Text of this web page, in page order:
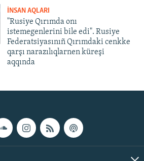
İNSAN AQLARI
"Rusiye Qırımda onı
istemegenlerini bile edi". Rusiye
Federatsiyasınıñ Qırımdaki cenkke
qarşı narazılıqlarnen küreşi
aqqında